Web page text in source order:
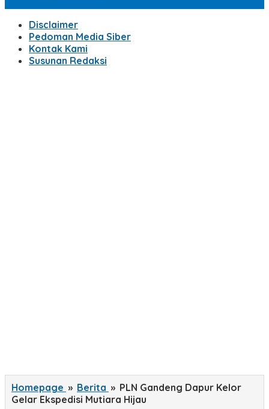
Disclaimer
Pedoman Media Siber
Kontak Kami
Susunan Redaksi
Homepage » Berita » PLN Gandeng Dapur Kelor
Gelar Ekspedisi Mutiara Hijau